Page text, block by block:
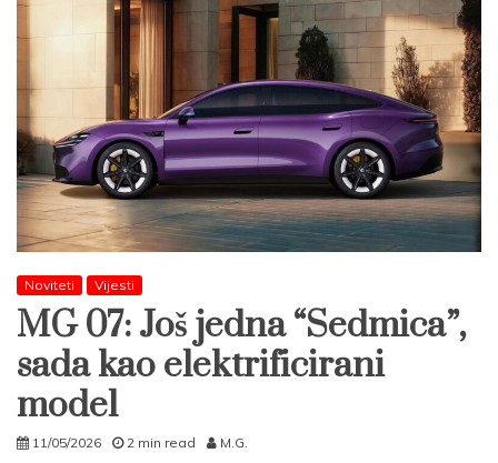
Noviteti Vijesti
MG 07: Još jedna “Sedmica”,
sada kao elektrificirani
model
11/05/2026 2 min read M.G.